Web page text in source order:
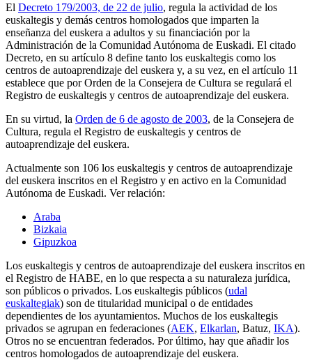
El Decreto 179/2003, de 22 de julio, regula la actividad de los
euskaltegis y demás centros homologados que imparten la
enseñanza del euskera a adultos y su financiación por la
Administración de la Comunidad Autónoma de Euskadi. El citado
Decreto, en su artículo 8 define tanto los euskaltegis como los
centros de autoaprendizaje del euskera y, a su vez, en el artículo 11
establece que por Orden de la Consejera de Cultura se regulará el
Registro de euskaltegis y centros de autoaprendizaje del euskera.
En su virtud, la Orden de 6 de agosto de 2003, de la Consejera de
Cultura, regula el Registro de euskaltegis y centros de
autoaprendizaje del euskera.
Actualmente son 106 los euskaltegis y centros de autoaprendizaje
del euskera inscritos en el Registro y en activo en la Comunidad
Autónoma de Euskadi. Ver relación:
Araba
Bizkaia
Gipuzkoa
Los euskaltegis y centros de autoaprendizaje del euskera inscritos en
el Registro de HABE, en lo que respecta a su naturaleza jurídica,
son públicos o privados. Los euskaltegis públicos (udal
euskaltegiak) son de titularidad municipal o de entidades
dependientes de los ayuntamientos. Muchos de los euskaltegis
privados se agrupan en federaciones (AEK, Elkarlan, Batuz, IKA).
Otros no se encuentran federados. Por último, hay que añadir los
centros homologados de autoaprendizaje del euskera.